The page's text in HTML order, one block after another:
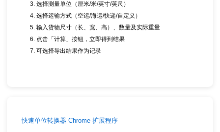
选择测量单位（厘米/米/英寸/英尺）
选择运输方式（空运/海运/快递/自定义）
输入货物尺寸（长、宽、高）、数量及实际重量
点击「计算」按钮，立即得到结果
可选择导出结果作为记录
快速单位转换器 Chrome 扩展程序